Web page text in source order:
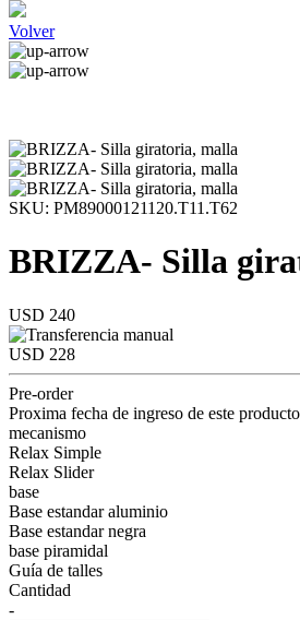
Volver
SKU: PM89000121120.T11.T62
BRIZZA- Silla
USD 240
USD 228
Pre-order
Proxima fecha de ingreso de este
mecanismo
Relax Simple
Relax Slider
base
Base estandar aluminio
Base estandar negra
base piramidal
Guía de talles
Cantidad
-